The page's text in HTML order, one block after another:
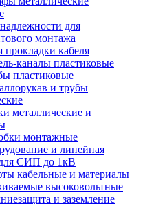
для
монтажа
кабеля
каналы пластиковые
пластиковые
и трубы
металлические и
монтажные
и линейная
СИП до 1кВ
кабельные и материалы
высоковольтные
и заземление